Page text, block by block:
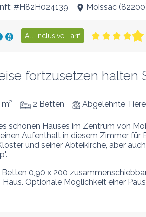
#H82H024139 Moissac (82200
All-inclusive-Tarif
fortzusetzen halten
2 Betten Abgelehnte Tiere
schönen Hauses im Zentrum von
Aufenthalt in diesem Zimmer für
und seiner Abteikirche, aber
0,90 x 200
Optionale Möglichkeit einer